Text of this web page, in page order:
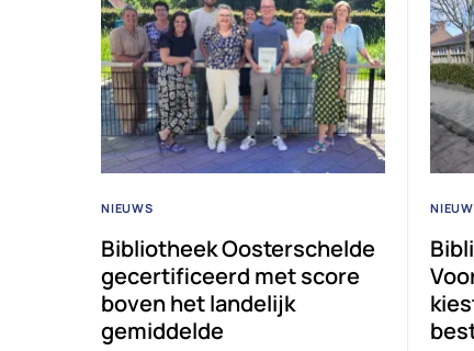
NIEUWS
Bibliotheek Oosterschelde
gecertificeerd met score
boven het landelijk
gemiddelde